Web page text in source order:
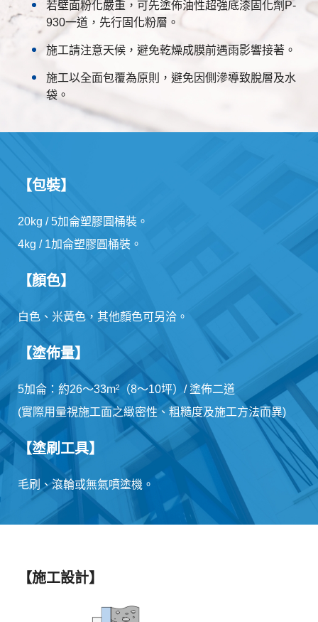
若壁面粉化嚴重，可先塗佈油性超強底漆固化劑P-
930一道，先行固化粉層。
施工請注意天候，避免乾燥成膜前遇雨影響接著。
施工以全面包覆為原則，避免因側滲導致脫層及水
袋。
【包裝】
20kg / 5加侖塑膠圓桶裝。
4kg / 1加侖塑膠圓桶裝。
【顏色】
白色、米黃色，其他顏色可另洽。
【塗佈量】
5加侖：約26～33m²（8～10坪）/ 塗佈二道
(實際用量視施工面之緻密性、粗糙度及施工方法而異)
【塗刷工具】
毛刷、滾輪或無氣噴塗機。
【施工設計】